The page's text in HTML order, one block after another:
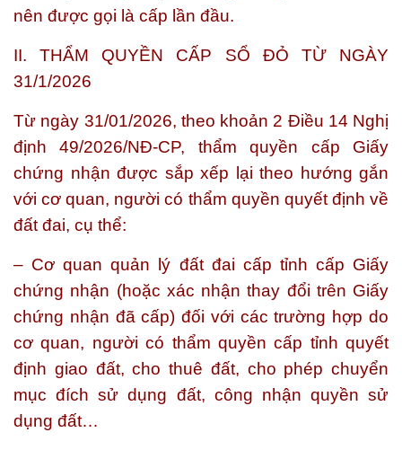
nên được gọi là cấp lần đầu.
II. THẨM QUYỀN CẤP SỔ ĐỎ TỪ NGÀY
31/1/2026
Từ ngày 31/01/2026, theo khoản 2 Điều 14 Nghị
định 49/2026/NĐ-CP, thẩm quyền cấp Giấy
chứng nhận được sắp xếp lại theo hướng gắn
với cơ quan, người có thẩm quyền quyết định về
đất đai, cụ thể:
– Cơ quan quản lý đất đai cấp tỉnh cấp Giấy
chứng nhận (hoặc xác nhận thay đổi trên Giấy
chứng nhận đã cấp) đối với các trường hợp do
cơ quan, người có thẩm quyền cấp tỉnh quyết
định giao đất, cho thuê đất, cho phép chuyển
mục đích sử dụng đất, công nhận quyền sử
dụng đất…